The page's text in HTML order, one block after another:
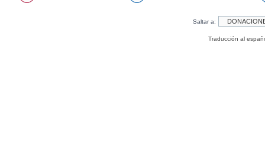
Saltar a:
Traducción al